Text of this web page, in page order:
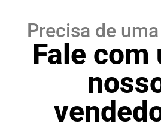
Precisa de
Fale com